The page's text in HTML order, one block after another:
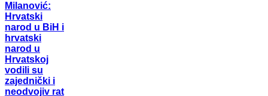
Milanović:
Hrvatski
narod u BiH i
hrvatski
narod u
Hrvatskoj
vodili su
zajednički i
neodvojiv rat